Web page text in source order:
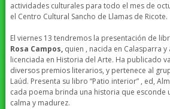
actividades culturales para todo el mes de
el Centro Cultural Sancho de Llamas de Ricote.
El viernes 13 tendremos la presentación de
Rosa Campos, quien , nacida en Calasparra y
licenciada en Historia del Arte. Ha publicado
diversos premios literarios, y pertenece al
Laúd. Presenta su libro “Patio interior” , ed,
cada poema brinda una historia que esconde
calma y madurez.